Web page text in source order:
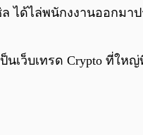
ล ได้ไล่พนักงงานออกม
ป็นเว็บเทรด Crypto ที่ใ